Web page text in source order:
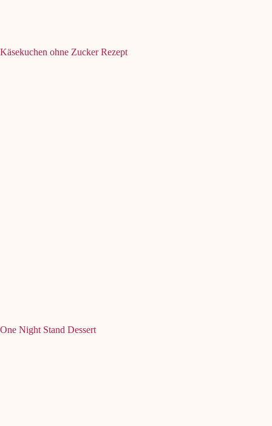
Käsekuchen ohne Zucker Rezept
One Night Stand Dessert